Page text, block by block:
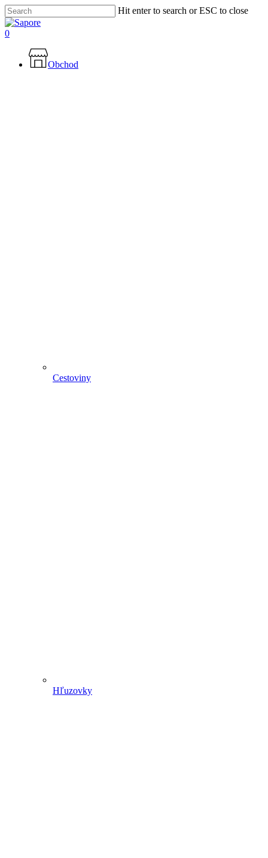
Skip
to
main
Hit enter to search or ESC to close
Close
Search
0
Obchod
Cestoviny
Hľuzovky